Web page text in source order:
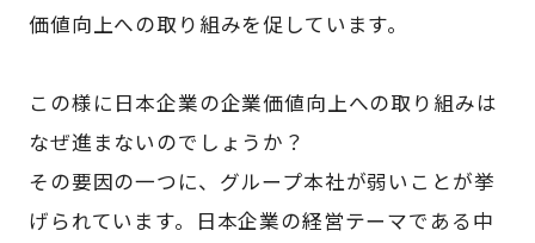
価値向上への取り組みを促しています。
この様に日本企業の企業価値向上への取り組みは
なぜ進まないのでしょうか？
その要因の一つに、グループ本社が弱いことが挙
げられています。日本企業の経営テーマである中